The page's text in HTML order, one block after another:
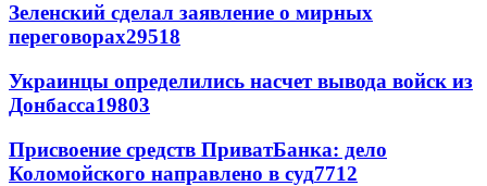
Зеленский сделал заявление о мирных
переговорах29518
Украинцы определились насчет вывода войск из
Донбасса19803
Присвоение средств ПриватБанка: дело
Коломойского направлено в суд7712